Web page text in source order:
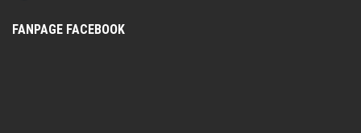
FANPAGE FACEBOOK